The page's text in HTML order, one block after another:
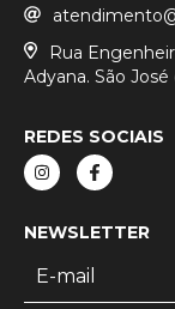
Rua
Adyana. São
REDES SOCIAIS
NEWSLETTER